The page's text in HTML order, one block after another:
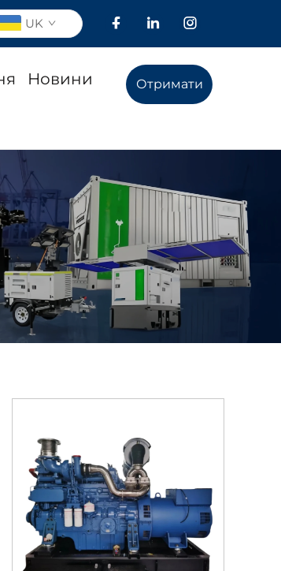
UK
Новини Отримати